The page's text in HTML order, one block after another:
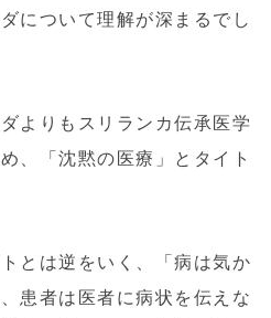
について理解が深まるでし
よりもスリランカ伝承医学
、「沈黙の医療」とタイト
とは逆をいく、「病は気か
患者は医者に病状を伝えな